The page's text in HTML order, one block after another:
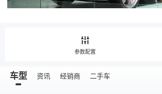
参数配置
车型 资讯 经销商 二手车